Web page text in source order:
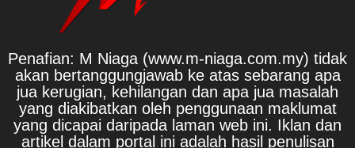
Penafian: M Niaga (www.m-niaga.com.my) tidak
akan bertanggungjawab ke atas sebarang apa
jua kerugian, kehilangan dan apa jua masalah
yang diakibatkan oleh penggunaan maklumat
yang dicapai daripada laman web ini. Iklan dan
artikel dalam portal ini adalah hasil penulisan